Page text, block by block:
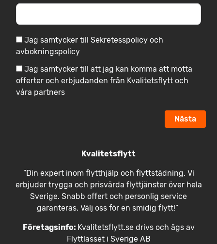
Jag samtycker till Sekretesspolicy och
avbokningspolicy
Jag samtycker till att jag kan komma att motta
offerter och erbjudanden från Kvalitetsflytt och
våra partners
Nästa
Kvalitetsflytt
”Din expert inom flytthjälp och flyttstädning. Vi
erbjuder trygga och prisvärda flyttjänster över hela
Sverige. Snabb offert och personlig service
garanteras. Välj oss för en smidig flytt!”
Företagsinfo: Kvalitetsflytt.se drivs och ägs av
Flyttlasset i Sverige AB